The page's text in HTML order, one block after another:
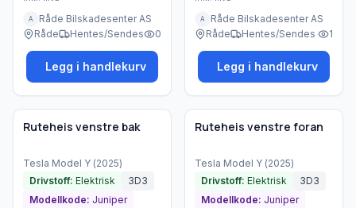
A
Råde Bilskadesenter AS
Råde
Hentes/Sendes 0
Legg i handlekurv
A
Råde Bilskadesenter AS
Råde
Hentes/Sendes 1
Legg i handlekurv
Brukt - som ny
Bedrift
Ruteheis venstre bak
Tesla Model Y (2025)
Drivstoff: Elektrisk
3D3
Modellkode: Juniper
Brukt - som ny
Bedrift
Ruteheis venstre foran
Tesla Model Y (2025)
Drivstoff: Elektrisk
3D3
Modellkode: Juniper